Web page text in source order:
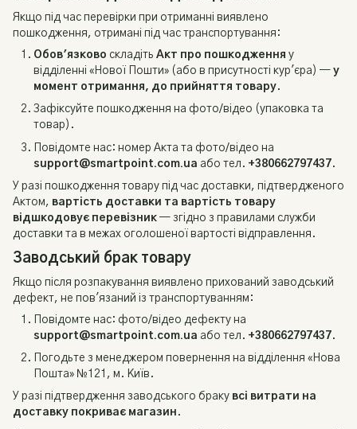
Якщо під час перевірки при отриманні виявлено
пошкодження, отримані під час транспортування:
Обов'язково складіть Акт про пошкодження у
відділенні «Нової Пошти» (або в присутності кур'єра) — у
момент отримання, до прийняття товару.
Зафіксуйте пошкодження на фото/відео (упаковка та
товар).
Повідомте нас: номер Акта та фото/відео на
support@smartpoint.com.ua або тел. +380662797437.
У разі пошкодження товару під час доставки, підтвердженого
Актом, вартість доставки та вартість товару
відшкодовує перевізник — згідно з правилами служби
доставки та в межах оголошеної вартості відправлення.
Заводський брак товару
Якщо після розпакування виявлено прихований заводський
дефект, не пов'язаний із транспортуванням:
Повідомте нас: фото/відео дефекту на
support@smartpoint.com.ua або тел. +380662797437.
Погодьте з менеджером повернення на відділення «Нова
Пошта» №121, м. Київ.
У разі підтвердження заводського браку всі витрати на
доставку покриває магазин .